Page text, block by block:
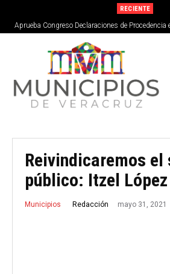
RECIENTE
Aprueba Congreso Declaraciones de
Reivindicaremos el
público: Itzel López
Municipios Redacción mayo 31, 2021